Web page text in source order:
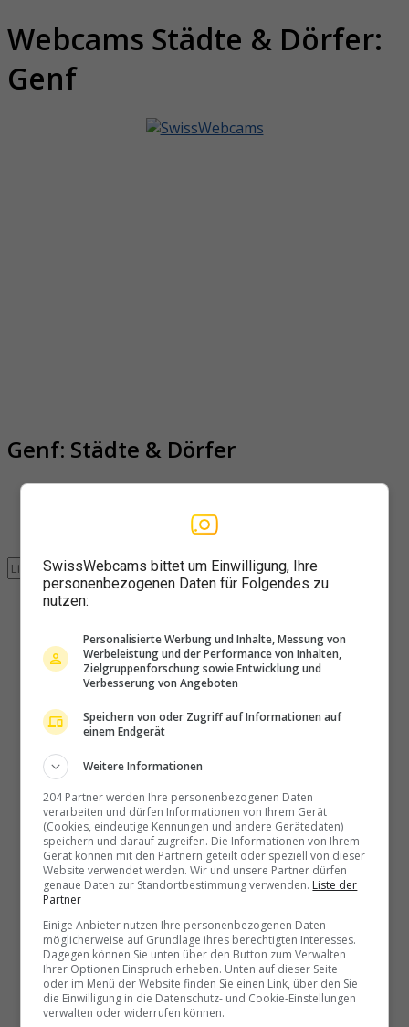
Webcams Städte & Dörfer:
Genf
Genf: Städte & Dörfer
Clear text
Genf
Carouge
Geneva-2
Gebäude-des-RTS
SwissWebcams bittet um Einwilligung, Ihre
personenbezogenen Daten für Folgendes zu
nutzen:
Personalisierte Werbung und Inhalte, Messung von
Werbeleistung und der Performance von Inhalten,
Zielgruppenforschung sowie Entwicklung und
Verbesserung von Angeboten
Speichern von oder Zugriff auf Informationen auf
einem Endgerät
Weitere Informationen
204 Partner werden Ihre personenbezogenen Daten
verarbeiten und dürfen Informationen von Ihrem Gerät
(Cookies, eindeutige Kennungen und andere Gerätedaten)
speichern und darauf zugreifen. Die Informationen von Ihrem
Gerät können mit den Partnern geteilt oder speziell von dieser
Website verwendet werden. Wir und unsere Partner dürfen
genaue Daten zur Standortbestimmung verwenden. Liste der
Partner
Einige Anbieter nutzen Ihre personenbezogenen Daten
möglicherweise auf Grundlage ihres berechtigten Interesses.
Dagegen können Sie unten über den Button zum Verwalten
Ihrer Optionen Einspruch erheben. Unten auf dieser Seite
oder im Menü der Website finden Sie einen Link, über den Sie
die Einwilligung in die Datenschutz- und Cookie-Einstellungen
verwalten oder widerrufen können.